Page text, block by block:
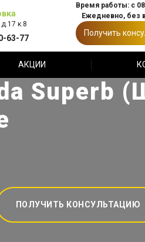
к.8
63-77
Время работы: с
Ежедневно, без
Получить
АКЦИИ
Superb
ПОЛУЧИТЬ КОНСУЛЬТАЦИЮ